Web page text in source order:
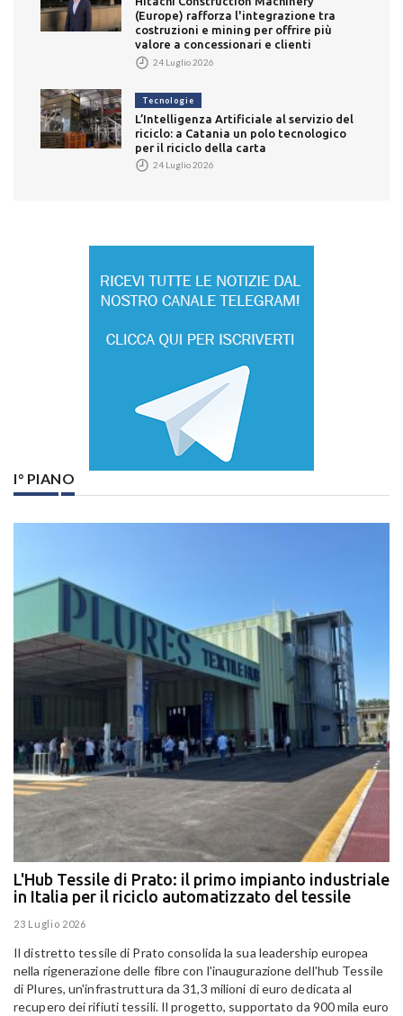
(Europe) rafforza l'integrazione tra
costruzioni e mining per offrire più
valore a concessionari e clienti
24 Luglio 2026
Tecnologie
L’Intelligenza Artificiale al servizio del
riciclo: a Catania un polo tecnologico
per il riciclo della carta
24 Luglio 2026
I° PIANO
L'Hub Tessile di Prato: il primo impianto industriale
in Italia per il riciclo automatizzato del tessile
23 Luglio 2026
Il distretto tessile di Prato consolida la sua leadership europea
nella rigenerazione delle fibre con l'inaugurazione dell'hub Tessile
di Plures, un'infrastruttura da 31,3 milioni di euro dedicata al
recupero dei rifiuti tessili. Il progetto, supportato da 900 mila euro